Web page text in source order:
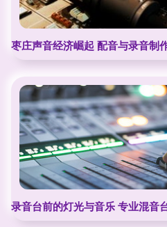
枣庄声音经济崛起 配音与录音制
录音台前的灯光与音乐 专业混音